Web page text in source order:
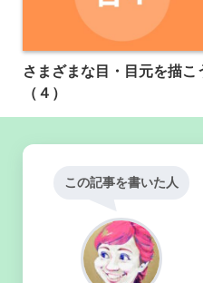
さまざまな目・目元を描こ
（４）
この記事を書いた人